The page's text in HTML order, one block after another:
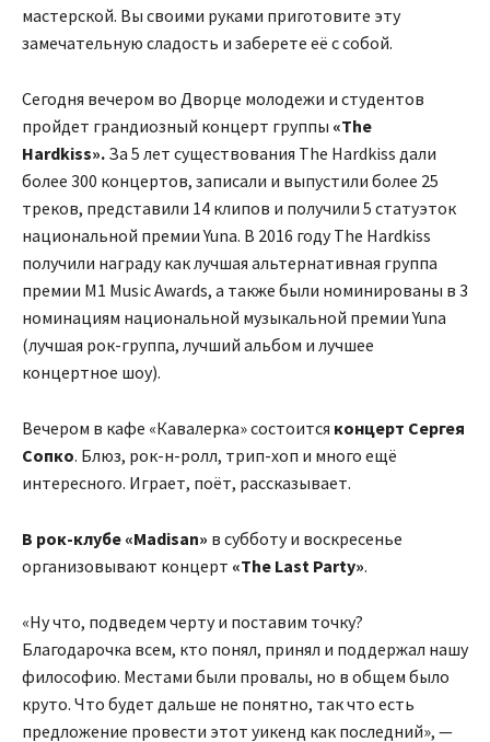
мастерской. Вы своими руками приготовите эту
замечательную сладость и заберете её с собой.
Сегодня вечером во Дворце молодежи и студентов
пройдет грандиозный концерт группы «The
Hardkiss». За 5 лет существования The Hardkiss дали
более 300 концертов, записали и выпустили более 25
треков, представили 14 клипов и получили 5 статуэток
национальной премии Yuna. В 2016 году The Hardkiss
получили награду как лучшая альтернативная группа
премии M1 Music Awards, а также были номинированы в 3
номинациям национальной музыкальной премии Yuna
(лучшая рок-группа, лучший альбом и лучшее
концертное шоу).
Вечером в кафе «Кавалерка» состоится концерт Сергея
Сопко. Блюз, рок-н-ролл, трип-хоп и много ещё
интересного. Играет, поёт, рассказывает.
В рок-клубе «Madisan» в субботу и воскресенье
организовывают концерт «The Last Party».
«Ну что, подведем черту и поставим точку?
Благодарочка всем, кто понял, принял и поддержал нашу
философию. Местами были провалы, но в общем было
круто. Что будет дальше не понятно, так что есть
предложение провести этот уикенд как последний», —